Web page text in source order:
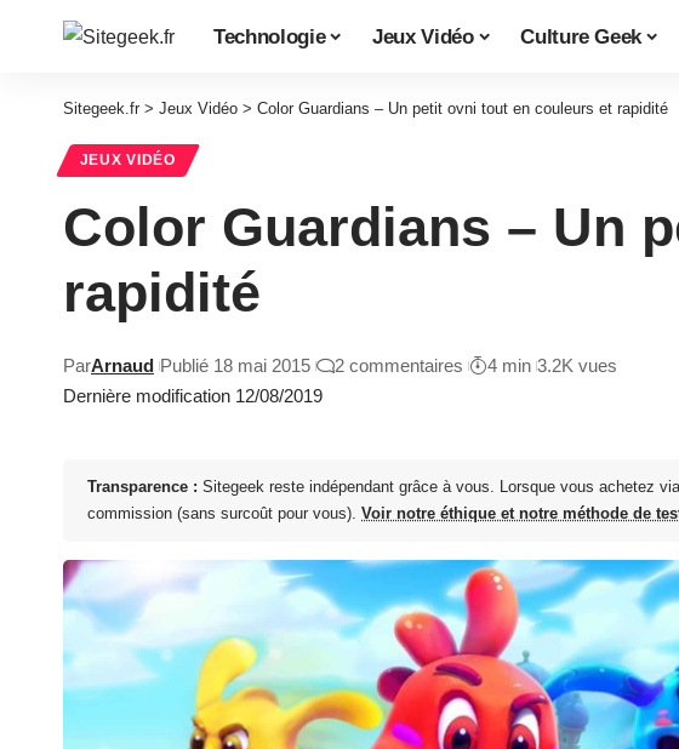
Technologie Jeux Vidéo Culture Geek
Sitegeek.fr > Jeux Vidéo > Color Guardians – Un petit ovni tout en couleurs et rapidité
JEUX VIDÉO
Color Guardians – Un
rapidité
Dernière modification 12/08/2019
ParArnaud Publié 18 mai 2015 2 commentaires 4 min 3.2K vues
Transparence : Sitegeek reste indépendant grâce à vous. Lorsque vous achetez
commission (sans surcoût pour vous). Voir notre éthique et notre méthode de